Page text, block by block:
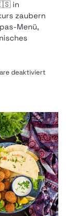
in
zaubern
Menü,
deaktiviertfür
149
€* p.P.
| 149